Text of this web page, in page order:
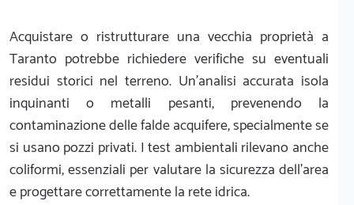
Acquistare o ristrutturare una vecchia proprietà a
Taranto potrebbe richiedere verifiche su eventuali
residui storici nel terreno. Un'analisi accurata isola
inquinanti o metalli pesanti, prevenendo la
contaminazione delle falde acquifere, specialmente se
si usano pozzi privati. I test ambientali rilevano anche
coliformi, essenziali per valutare la sicurezza dell'area
e progettare correttamente la rete idrica.